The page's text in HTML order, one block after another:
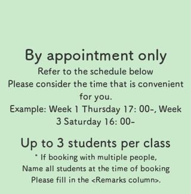
By appointment only
Refer to the schedule below
Please consider the time that is convenient
for you.
Example: Week 1 Thursday 17: 00-, Week
3 Saturday 16: 00-
Up to 3 students per class
* If booking with multiple people,
Name all students at the time of booking
Please fill in the <Remarks column>.